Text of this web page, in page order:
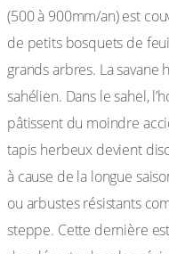
(500 à 900mm/an) est
de petits bosquets de
grands arbres. La
sahélien. Dans le sahel,
pâtissent du moindre
tapis herbeux devient
à cause de la longue
ou arbustes résistants
steppe. Cette dernière